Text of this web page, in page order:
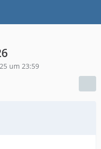
um 23:59